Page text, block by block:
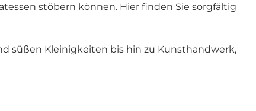
stöbern können. Hier finden Sie sorgfältig
süßen Kleinigkeiten bis hin zu Kunsthandwerk,